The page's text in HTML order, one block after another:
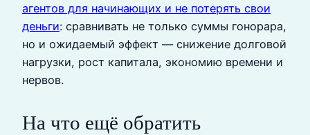
агентов для начинающих и не потерять свои
деньги: сравнивать не только суммы гонорара,
но и ожидаемый эффект — снижение долговой
нагрузки, рост капитала, экономию времени и
нервов.
На что ещё обратить